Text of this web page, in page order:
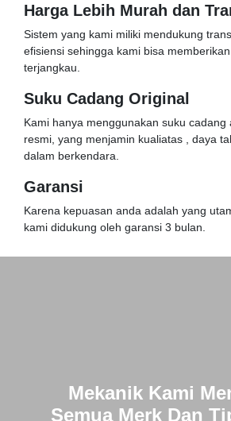
Harga Lebih Murah dan
Sistem yang kami miliki mendukung
efisiensi sehingga kami bisa
terjangkau.
Suku Cadang Original
Kami hanya menggunakan suku cadang
resmi, yang menjamin kualiatas , daya
dalam berkendara.
Garansi
Karena kepuasan anda adalah yang
kami didukung oleh garansi 3 bulan.
Mekanik Kami
Semua Merk Dan